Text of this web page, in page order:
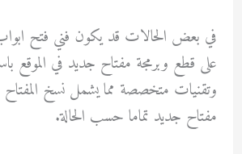
في بعض الحالات قد يكون فني فتح
على قطع وبرمجة مفتاح جديد في الموقع
وتقنيات متخصصة مما يشمل نسخ المفتاح
مفتاح جديد تماما حسب الحالة.